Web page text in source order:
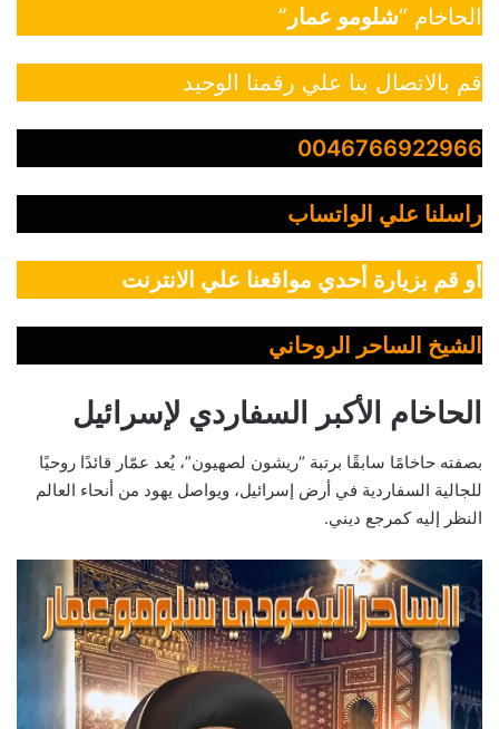
الحاخام “شلومو عمار ”
قم بالاتصال بنا علي رقمنا الوحيد
0046766922966
راسلنا علي الواتساب
أو قم بزيارة أحدي مواقعنا علي الانترنت
الشيخ الساحر الروحاني
الحاخام الأكبر السفاردي لإسرائيل
بصفته حاخامًا سابقًا برتبة “ريشون لصهيون”، يُعد عمّار قائدًا روحيًا
للجالية السفاردية في أرض إسرائيل، ويواصل يهود من أنحاء العالم
النظر إليه كمرجع ديني.